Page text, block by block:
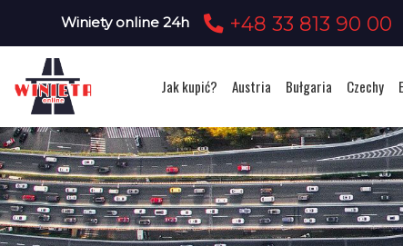
Winiety online 24h +48 33 813 90 00
Jak kupić? Austria Bułgaria Czechy